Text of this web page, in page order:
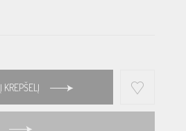
Į KREPŠELĮ